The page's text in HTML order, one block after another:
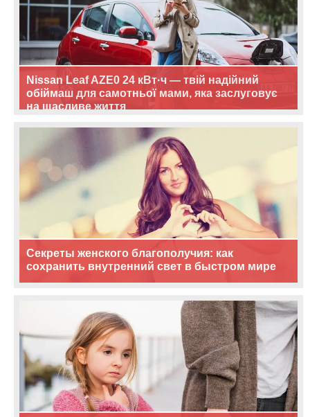
Nissan Leaf AZE0 24 кВт·ч — твій надійний
обіймаш для самотньої мами, яка заслуговує
на щасливе життя
Секреты женского благополучия: как
сохранить внутренний свет в быстром мире